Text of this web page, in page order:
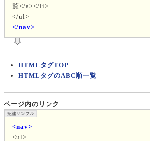
覧</a></li>
</ul>
</nav>
HTMLタグTOP
HTMLタグのABC順一覧
ページ内のリンク
<nav>
<ul>